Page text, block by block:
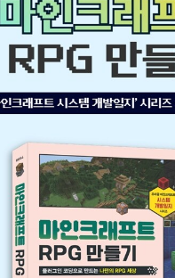
한 창의력을 발휘하게 했습니
다면 인터넷을 돌아다니며 정
낸 것을 다른 사람과 공유하고
작업물을 보며 감탄하기도 했
츠를 플레이하기도 했습니다.
크래프트는 더 이상 평범한 게
이 자신만의 세계를 창조할 수
다. 픽셀로 이루어진 그림을 그
을 만드는가 하면, 다른 사람들
구축하기도 하고, 심지어 게임
니다. 그 중에서도, 나만의 코드